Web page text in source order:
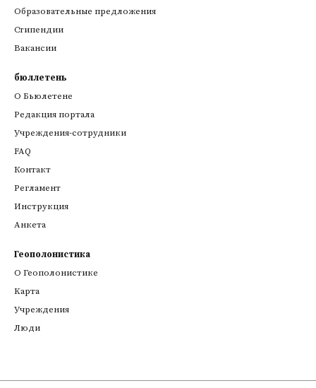
Образовательные предложения
Стипендии
Вакансии
бюллетень
О Бьюлетене
Редакция портала
Учреждения-сотрудники
FAQ
Контакт
Регламент
Инструкция
Анкета
Геополонистика
О Геополонистике
Kарта
Учреждения
Люди